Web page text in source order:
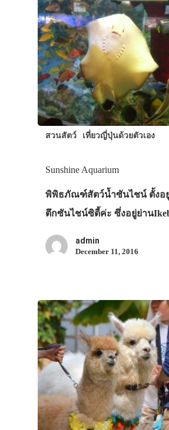
สวนสัตว์ เที่ยวญี่ปุ่นด้วยตัวเอง
Sunshine Aquarium
พิพิธภัณฑ์สัตว์น้ำซันไชน์ ตั้งอ
ตึกซันไชน์ซิตี้ค่ะ ซึ่งอยู่ย่าน
admin
December 11, 2016